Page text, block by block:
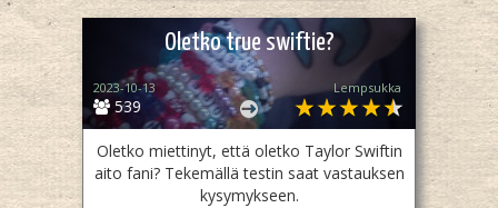
Oletko true swiftie?
539
2023-10-13 Lempsukka
Oletko miettinyt, että oletko Taylor Swiftin
aito fani? Tekemällä testin saat vastauksen
kysymykseen.